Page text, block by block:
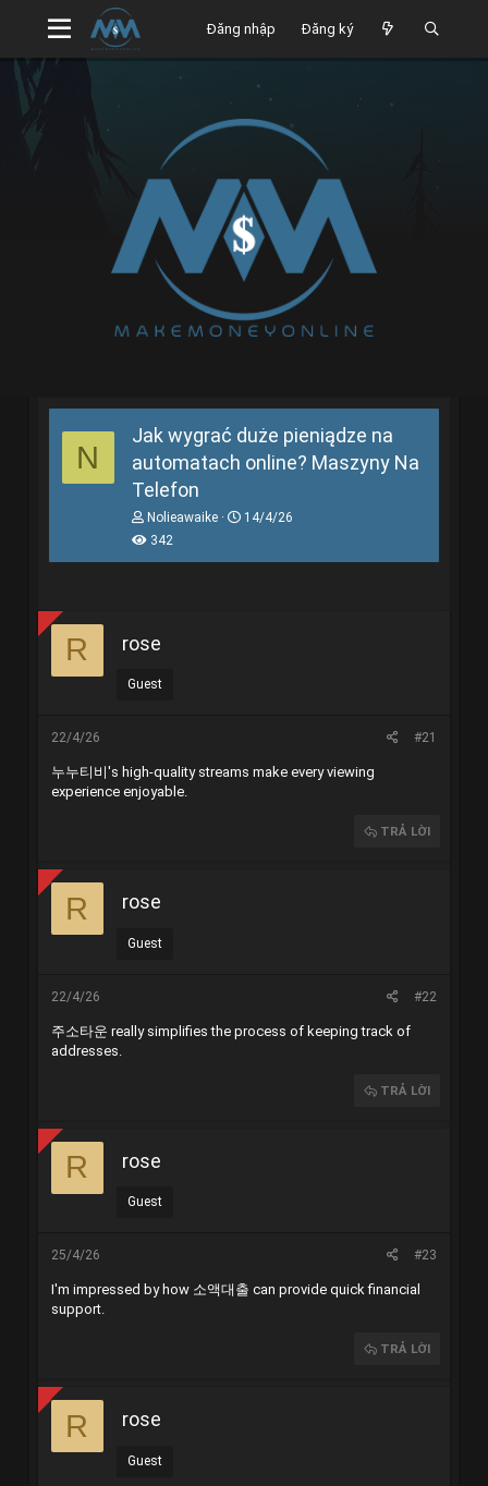
Đăng nhập Đăng ký
Jak wygrać duże pieniądze na
automatach online? Maszyny Na
Telefon
N
T
h
t
t
Nolieawaike
N14/4/26
342
R rose
Guest
22/4/26 #21
누누티비's high-quality streams make every viewing
experience enjoyable.
TRẢ LỜI
R rose
Guest
22/4/26 #22
주소타운 really simplifies the process of keeping track of
addresses.
TRẢ LỜI
R rose
Guest
25/4/26 #23
I'm impressed by how 소액대출 can provide quick financial
support.
TRẢ LỜI
R rose
Guest